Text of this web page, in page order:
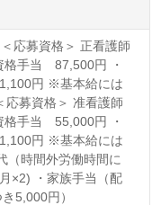
応募資格＞ 正看護師
格手当 87,500円 ・
円 ※基本給には
応募資格＞ 准看護師
格手当 55,000円 ・
円 ※基本給には
（時間外労働時間に
×2) ・家族手当（配
5,000円）